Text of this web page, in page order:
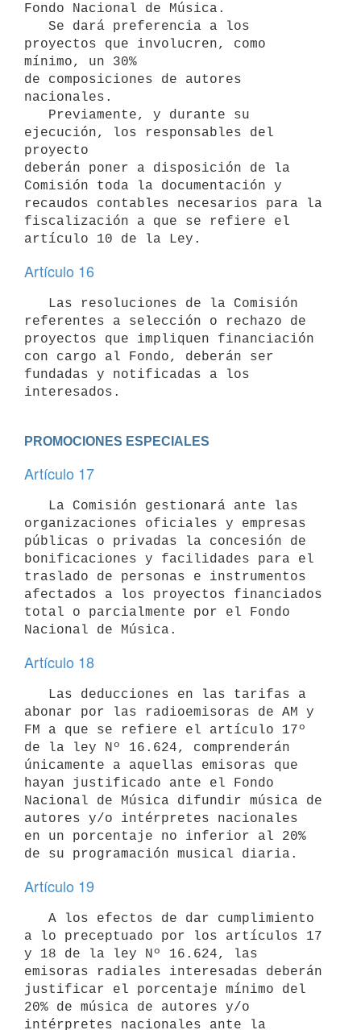
Fondo Nacional de Música.
proyectos que involucren, como
mínimo, un 30%
de composiciones de autores
nacionales.
ejecución, los responsables del
proyecto
deberán poner a disposición de la
Comisión toda la documentación y
recaudos contables necesarios para la
fiscalización a que se refiere el
Artículo 16
referentes a selección o rechazo de
proyectos que impliquen financiación
con cargo al Fondo, deberán ser
fundadas y notificadas a los
PROMOCIONES ESPECIALES
Artículo 17
organizaciones oficiales y empresas
públicas o privadas la concesión de
bonificaciones y facilidades para el
traslado de personas e instrumentos
afectados a los proyectos financiados
total o parcialmente por el Fondo
Artículo 18
abonar por las radioemisoras de AM y
FM a que se refiere el artículo 17º
de la ley Nº 16.624, comprenderán
únicamente a aquellas emisoras que
hayan justificado ante el Fondo
Nacional de Música difundir música de
autores y/o intérpretes nacionales
en un porcentaje no inferior al 20%
Artículo 19
a lo preceptuado por los artículos 17
y 18 de la ley Nº 16.624, las
emisoras radiales interesadas deberán
justificar el porcentaje mínimo del
20% de música de autores y/o
intérpretes nacionales ante la